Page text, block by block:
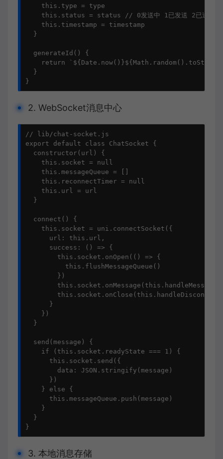
    this.type = type
this.status = status // 0发送中 1已发送 2已送达 3
    this.timestamp = timestamp
  }
  generateId() {
return
  }
}
2. WebSocket消息中心
// lib/chat-socket.js
export default class ChatSocket {
  constructor(url) {
    this.socket = null
    this.messageQueue = []
    this.reconnectTimer = null
    this.url = url
  }
  connect() {
    this.socket = uni.connectSocket({
      url: this.url,
      success: () => {
        this.socket.onOpen(() => {
          this.flushMessageQueue()
        })
        this.socket.onMessage(this.handleMessage)
      }
    })
  }
  send(message) {
    if (this.socket.readyState === 1) {
      this.socket.send({
        data: JSON.stringify(message)
      })
    } else {
      this.messageQueue.push(message)
    }
  }
}
3. 本地消息存储